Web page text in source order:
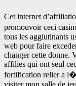
Cet internet
promouvoir ceci
tous les agglutinants
web pour faire
changer cette donne.
affilies qui ont seul
fortification relier a
visiter mon salle de